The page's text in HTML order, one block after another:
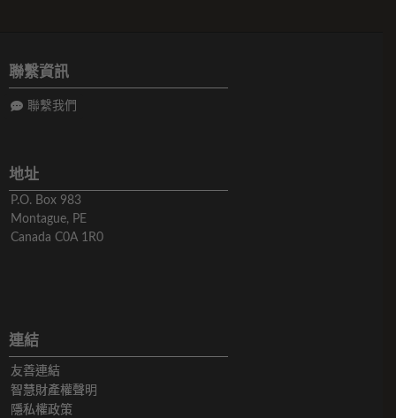
聯繫資訊
聯繫我們
地址
P.O. Box 983
Montague, PE
Canada C0A 1R0
連結
友善連結
智慧財產權聲明
隱私權政策